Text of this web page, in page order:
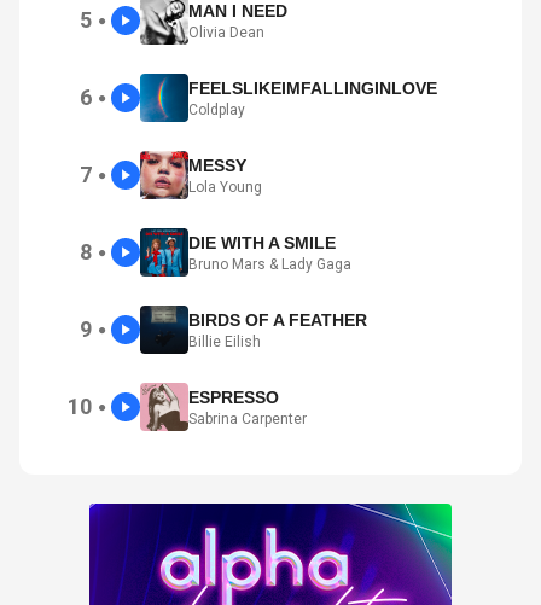
5 ● MAN I NEED
Olivia Dean
6 ● FEELSLIKEIMFALLINGINLOVE
Coldplay
7 ● MESSY
Lola Young
8 ● DIE WITH A SMILE
Bruno Mars & Lady Gaga
9 ● BIRDS OF A FEATHER
Billie Eilish
10 ● ESPRESSO
Sabrina Carpenter